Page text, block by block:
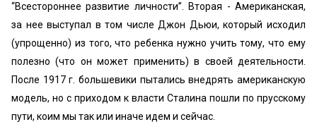
“Всестороннее развитие личности”. Вторая - Американская,
за нее выступал в том числе Джон Дьюи, который исходил
(упрощенно) из того, что ребенка нужно учить тому, что ему
полезно (что он может применить) в своей деятельности.
После 1917 г. большевики пытались внедрять американскую
модель, но с приходом к власти Сталина пошли по прусскому
пути, коим мы так или иначе идем и сейчас.